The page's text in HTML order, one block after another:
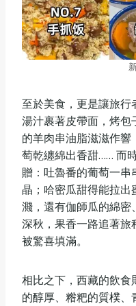
至於美食，更是讓旅
湯汁裹著皮帶面，烤包
的羊肉串油脂滋滋作
萄乾纏綿出香甜…… 而
贈：吐魯番的葡萄一
晶；哈密瓜甜得能拉出
濺，還有伽師瓜的綿密
深秋，果香一路追著旅
被驚喜填滿。
相比之下，西藏的飲
的醇厚、糌粑的質樸